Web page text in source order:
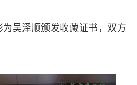
吴泽顺颁发收藏证书，双方